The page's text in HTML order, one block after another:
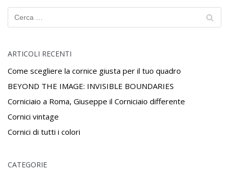
ARTICOLI RECENTI
Come scegliere la cornice giusta per il tuo quadro
BEYOND THE IMAGE: INVISIBLE BOUNDARIES
Corniciaio a Roma, Giuseppe il Corniciaio differente
Cornici vintage
Cornici di tutti i colori
CATEGORIE